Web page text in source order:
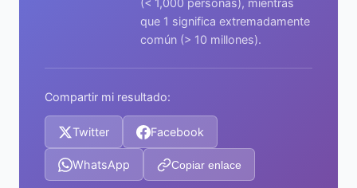
(< 1,000 personas), mientras
que 1 significa extremadamente
común (> 10 millones).
Compartir mi resultado:
Twitter Facebook
WhatsApp Copiar enlace